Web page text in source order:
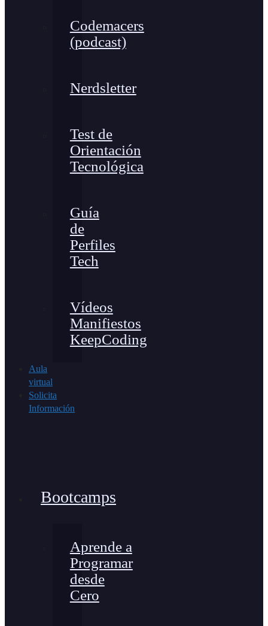
Codemacers
(podcast)
Nerdsletter
Test de
Orientación
Tecnológica
Guía
de
Perfiles
Tech
Vídeos
Manifiestos
KeepCoding
Aula
virtual
Solicita
Información
Bootcamps
Aprende a
Programar
desde
Cero